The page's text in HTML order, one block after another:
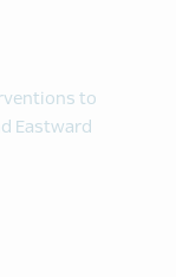
to
Eastward